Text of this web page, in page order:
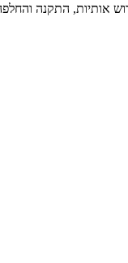
אותיות, התקנה